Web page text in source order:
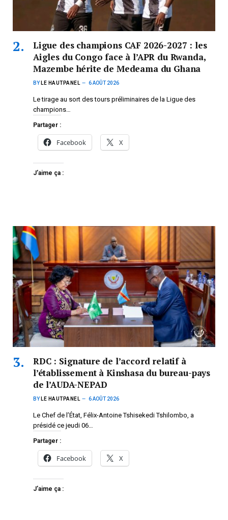
Ligue des champions CAF 2026-2027 : les
Aigles du Congo face à l’APR du Rwanda,
Mazembe hérite de Medeama du Ghana
BY LE HAUTPANEL 6 AOÛT 2026
Le tirage au sort des tours préliminaires de la Ligue des
champions…
Partager :
Facebook X
J’aime ça :
RDC : Signature de l’accord relatif à
l’établissement à Kinshasa du bureau-pays
de l’AUDA-NEPAD
BY LE HAUTPANEL 6 AOÛT 2026
Le Chef de l’État, Félix-Antoine Tshisekedi Tshilombo, a
présidé ce jeudi 06…
Partager :
Facebook X
J’aime ça :